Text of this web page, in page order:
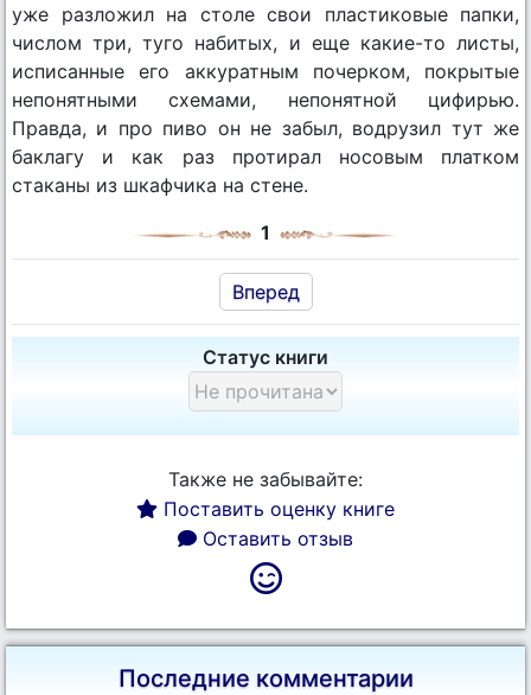
уже разложил на столе свои пластиковые папки,
числом три, туго набитых, и еще какие-то листы,
исписанные его аккуратным почерком, покрытые
непонятными схемами, непонятной цифирью.
Правда, и про пиво он не забыл, водрузил тут же
баклагу и как раз протирал носовым платком
стаканы из шкафчика на стене.
1
Вперед
Статус книги
Также не забывайте:
Поставить оценку книге
Оставить отзыв
Последние комментарии